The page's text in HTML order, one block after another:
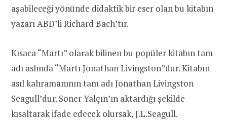
aşabileceği yönünde didaktik bir eser olan bu kitabın
yazarı ABD’li Richard Bach’tır.
Kısaca “Martı” olarak bilinen bu popüler kitabın tam
adı aslında “Martı Jonathan Livingston”dur. Kitabın
asıl kahramanının tam adı Jonathan Livingston
Seagull’dur. Soner Yalçın’ın aktardığı şekilde
kısaltarak ifade edecek olursak, J.L.Seagull.